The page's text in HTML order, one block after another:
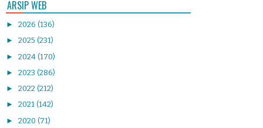
ARSIP WEB
► 2026 (136)
► 2025 (231)
► 2024 (170)
► 2023 (286)
► 2022 (212)
► 2021 (142)
► 2020 (71)